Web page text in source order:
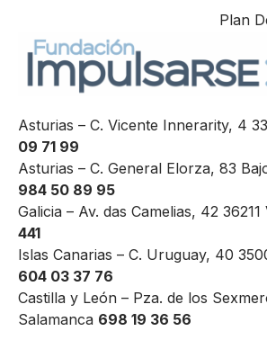
Plan
Asturias – C. Vicente Innerarity, 4
09 71 99
Asturias – C. General Elorza, 83
984 50 89 95
Galicia – Av. das Camelias, 42 36211
441
Islas Canarias – C. Uruguay, 40
604 03 37 76
Castilla y León – Pza. de los
Salamanca 698 19 36 56